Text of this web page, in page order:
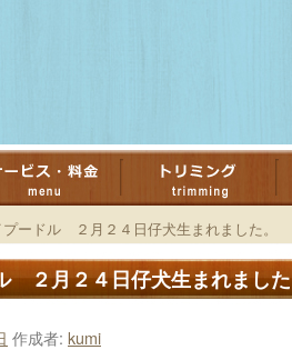
プードル ２月２４日仔犬生まれました。
２月２４日仔犬生まれまし
作成者: kumi